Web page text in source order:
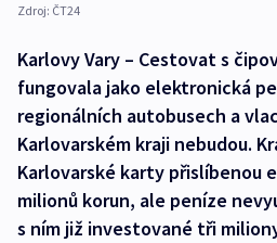
Zdroj: ČT24
Karlovy Vary – Cestovat s
fungovala jako elektronická
regionálních autobusech a
Karlovarském kraji nebudou.
Karlovarské karty přislíbenou
milionů korun, ale peníze
s ním již investované tři